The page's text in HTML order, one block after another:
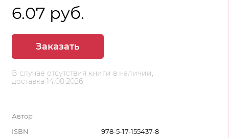
6.07 руб.
Заказать
В случае отсутствия книги в наличии,
доставка 14.08.2026
Автор
ISBN
978-5-17-155437-8